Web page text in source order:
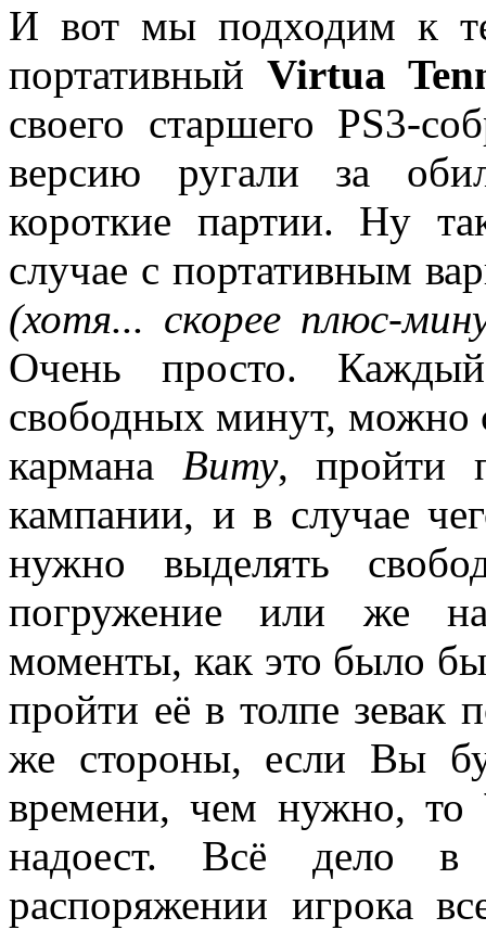
И вот мы подходим к
портативный Virtua
своего старшего PS3-
версию ругали за
короткие партии. Ну
случае с портативным
(хотя... скорее плюс-
Очень просто.
свободных минут, можно
кармана Виту, пройти
кампании, и в случае
нужно выделять
погружение или же
моменты, как это было
пройти её в толпе зевак
же стороны, если Вы
времени, чем нужно, то
надоест. Всё дело в
распоряжении игрока